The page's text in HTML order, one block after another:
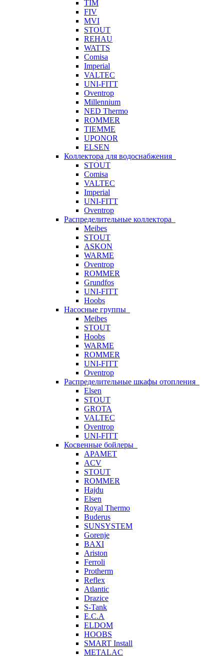
TIM
FIV
MVI
STOUT
REHAU
WATTS
Comisa
Imperial
VALTEC
UNI-FITT
Oventrop
Millennium
NED Thermo
ROMMER
TIEMME
UPONOR
ELSEN
Коллектора для водоснабжения
STOUT
Comisa
VALTEC
Imperial
UNI-FITT
Oventrop
Распределительные коллектора
Meibes
STOUT
ASKON
WARME
Oventrop
ROMMER
Grundfos
UNI-FITT
Hoobs
Насосные группы
Meibes
STOUT
Hoobs
WARME
ROMMER
UNI-FITT
Oventrop
Распределительные шкафы отопления
Elsen
STOUT
GROTA
VALTEC
Oventrop
UNI-FITT
Косвенные бойлеры
APAMET
ACV
STOUT
ROMMER
Hajdu
Elsen
Royal Thermo
Buderus
SUNSYSTEM
Gorenje
BAXI
Ariston
Ferroli
Protherm
Reflex
Atlantic
Drazice
S-Tank
E.C.A
ELDOM
HOOBS
SMART Install
METALAC